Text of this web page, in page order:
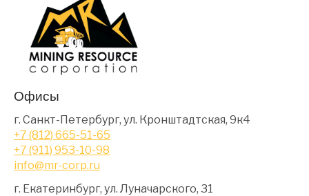
Офисы
г. Санкт-Петербург, ул. Кронштадтская, 9к4
+7 (812) 665-51-65
+7 (911) 953-10-98
info@mr-corp.ru
г. Екатеринбург, ул. Луначарского, 31